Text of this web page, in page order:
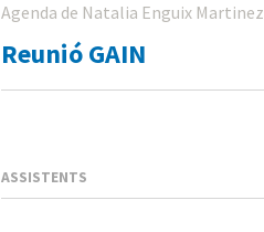
Agenda de Natalia Enguix Martinez
Reunió GAIN
ASSISTENTS